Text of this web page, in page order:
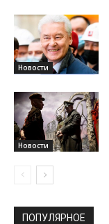
Новости
Новости
ПОПУЛЯРНОЕ